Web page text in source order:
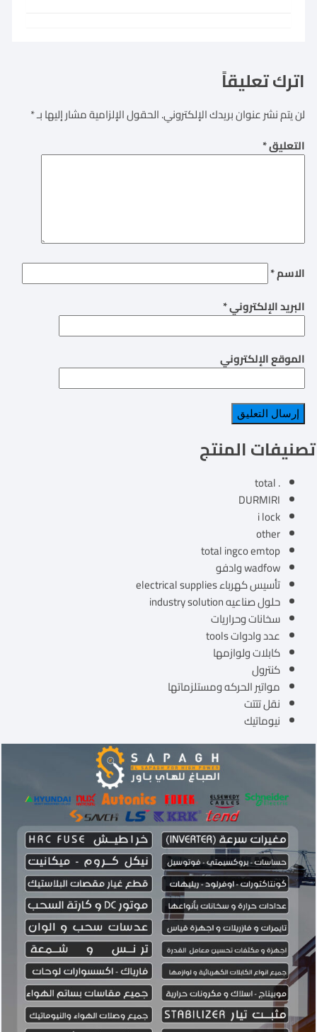
اترك تعليقاً
لن يتم نشر عنوان بريدك الإلكتروني.الحقول الإلزامية مشار إليها بـ*
التعليق*
الاسم*
البريد الإلكتروني*
الموقع الإلكتروني
تصنيفات المنتج
. total
DURMIRI
i lock
other
total ingco emtop
wadfow وادفو
تأسيس كهرباء electrical supplies
حلول صناعيه industry solution
سخانات وحراريات
عدد وادوات tools
كابلات ولوازمها
كنترول
مواتير الحركه ومستلزماتها
نقل تتتت
نيوماتيك